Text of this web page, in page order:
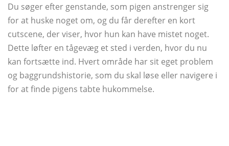
Du søger efter genstande, som pigen anstrenger sig
for at huske noget om, og du får derefter en kort
cutscene, der viser, hvor hun kan have mistet noget.
Dette løfter en tågevæg et sted i verden, hvor du nu
kan fortsætte ind. Hvert område har sit eget problem
og baggrundshistorie, som du skal løse eller navigere i
for at finde pigens tabte hukommelse.